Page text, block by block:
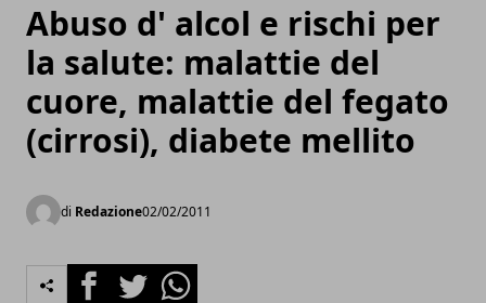
Abuso d' alcol e rischi per
la salute: malattie del
cuore, malattie del fegato
(cirrosi), diabete mellito
di Redazione02/02/2011
FacebookTwitterWhatsapp